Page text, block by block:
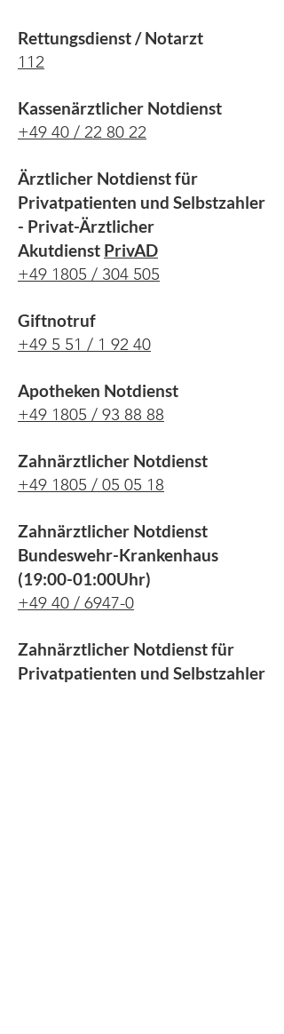
Rettungsdienst / Notarzt
112
Kassenärztlicher Notdienst
+49 40 / 22 80 22
Ärztlicher Notdienst für
Privatpatienten und Selbstzahler
- Privat-Ärztlicher
Akutdienst PrivAD
+49 1805 / 304 505
Giftnotruf
+49 5 51 / 1 92 40
Apotheken Notdienst
+49 1805 / 93 88 88
Zahnärztlicher Notdienst
+49 1805 / 05 05 18
Zahnärztlicher Notdienst
Bundeswehr-Krankenhaus
(19:00-01:00Uhr)
+49 40 / 6947-0
Zahnärztlicher Notdienst für
Privatpatienten und Selbstzahler